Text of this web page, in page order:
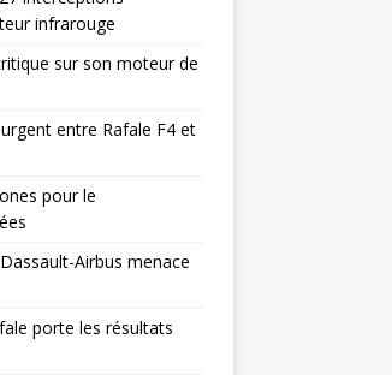
infrarouge
sur son moteur de
entre Rafale F4 et
pour le
Airbus menace
porte les résultats